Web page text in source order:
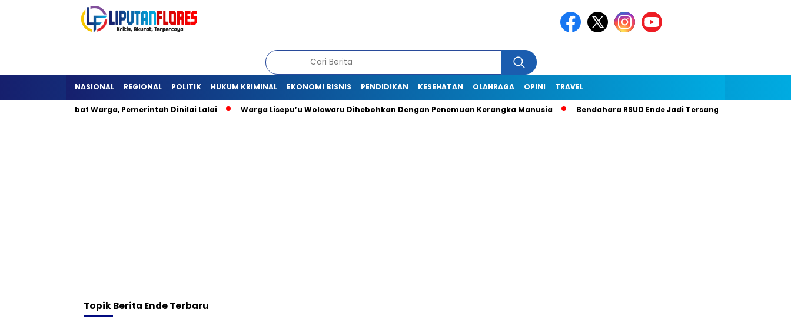
NASIONAL REGIONAL POLITIK HUKUM KRIMINAL EKONOMI BISNIS PENDIDIKAN KESEHATAN OLAHRAGA OPINI TRAVEL
Detukeli Hambat Warga, Pemerintah Dinilai Lalai Warga Lisepu’u Wolowaru Dihebohkan Dengan Penemuan Kerangka Manusia Bendahara RSUD Ende Jadi Tersangka Dugaan
TopikBerita Ende Terbaru